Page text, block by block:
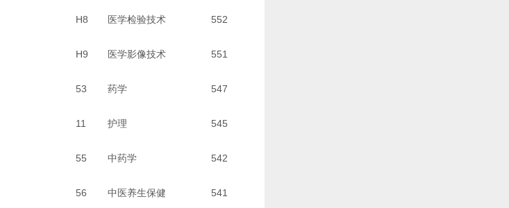
H8 医学检验技术 552
H9 医学影像技术 551
53 药学 547
11 护理 545
55 中药学 542
56 中医养生保健 541